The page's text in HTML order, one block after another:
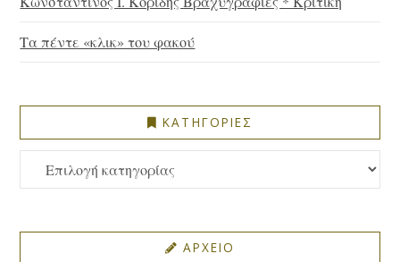
Τα πέντε «κλικ» του φακού
ΚΑΤΗΓΟΡΙΕΣ
ΚΑΤΗΓΟΡΙΕΣ
ΑΡΧΕΙΟ